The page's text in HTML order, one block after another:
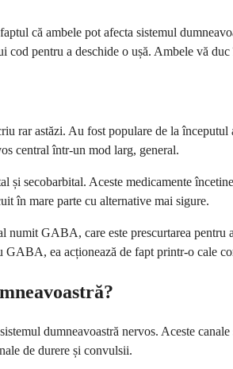
că ambele pot afecta sistemul
pentru a deschide o ușă. Ambele vă
rar astăzi. Au fost populare de la
central într-un mod larg, general.
secobarbital. Aceste medicamente
în mare parte cu alternative mai sigure.
GABA, care este prescurtarea
GABA, ea acționează de fapt printr-o cale
dumneavoastră nervos. Aceste
de durere și convulsii.